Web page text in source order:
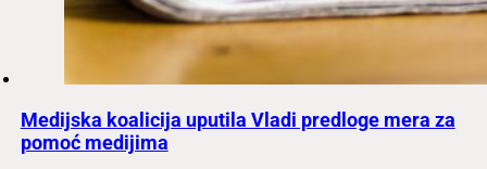
Medijska koalicija uputila Vladi predloge mera za
pomoć medijima